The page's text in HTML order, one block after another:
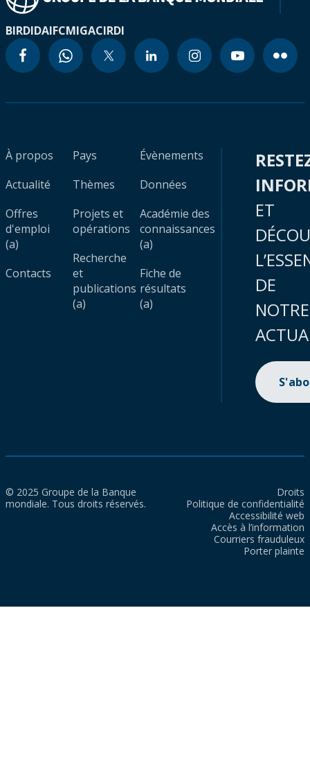
BIRDIDAIFCMIGACIRDI
À propos
Actualité
Offres
d'emploi
(a)
Contacts
Pays
Thèmes
Projets et
opérations
Recherche
et
publications
(a)
Évènements
Données
Académie des
connaissances
(a)
Fiche de
résultats
(a)
ET
DE
NOTRE
© 2025 Groupe de la Banque
mondiale. Tous droits réservés.
Droits
Politique de confidentialité
Accessibilité web
Accès à l’information
Courriers frauduleux
Porter plainte